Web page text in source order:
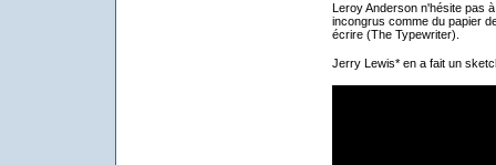
Leroy Anderson n'hésite pas
incongrus comme du papier
écrire (The Typewriter).
Jerry Lewis* en a fait un